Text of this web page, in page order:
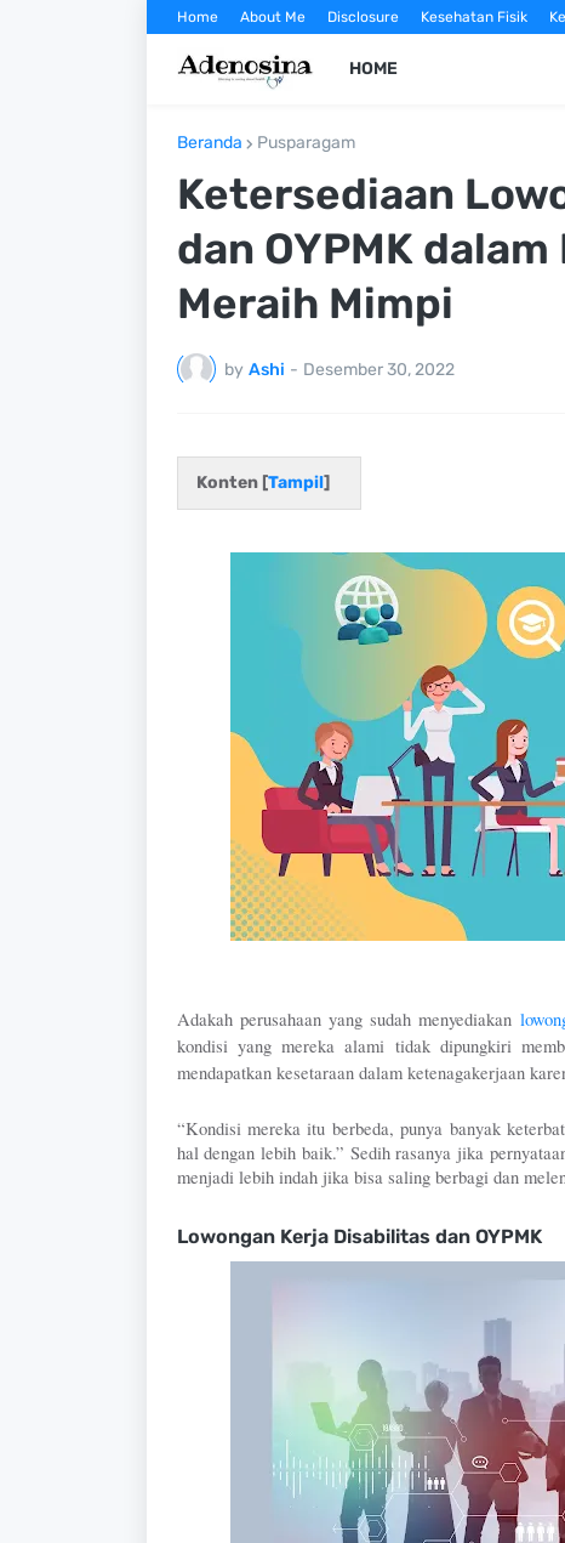
Home About Me Disclosure Kesehatan Fisik
HOME
Beranda Pusparagam
Ketersediaan
dan OYPMK
Meraih Mimpi
by Ashi - Desember 30, 2022
Konten [Tampil]
Adakah perusahaan yang sudah menyediakan
kondisi yang mereka alami tidak dipungkiri
mendapatkan kesetaraan dalam ketenagakerjaan
“Kondisi mereka itu berbeda, punya banyak
hal dengan lebih baik.” Sedih rasanya jika
menjadi lebih indah jika bisa saling berbagi dan
Lowongan Kerja Disabilitas dan OYPMK